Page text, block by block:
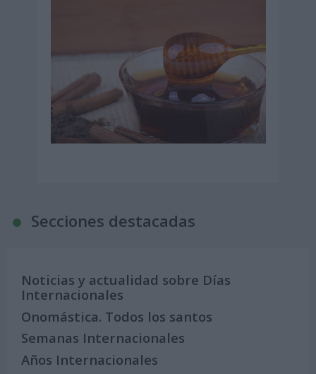
Secciones destacadas
Noticias y actualidad sobre Días
Internacionales
Onomástica. Todos los santos
Semanas Internacionales
Años Internacionales